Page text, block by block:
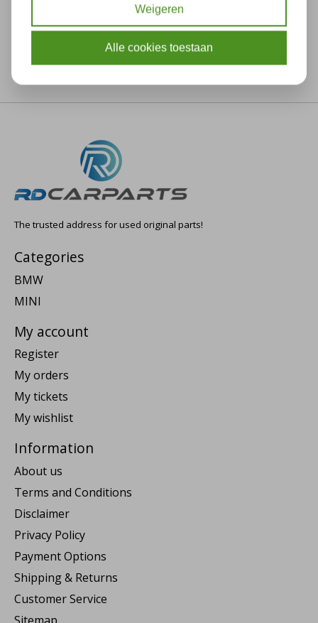
The trusted address for used original parts!
Categories
BMW
MINI
My account
Register
My orders
My tickets
My wishlist
Information
About us
Terms and Conditions
Disclaimer
Privacy Policy
Payment Options
Shipping & Returns
Customer Service
Weigeren
Alle cookies toestaan